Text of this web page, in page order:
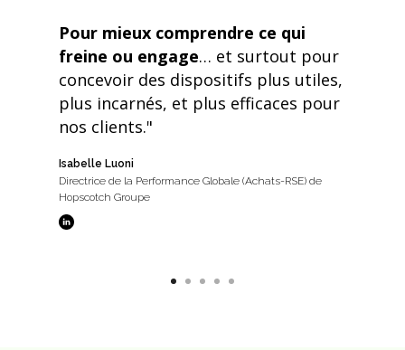
Pour mieux comprendre ce qui
freine ou engage… et surtout pour
concevoir des dispositifs plus utiles,
plus incarnés, et plus efficaces pour
nos clients."
Isabelle Luoni
Directrice de la Performance Globale (Achats-RSE) de
Hopscotch Groupe